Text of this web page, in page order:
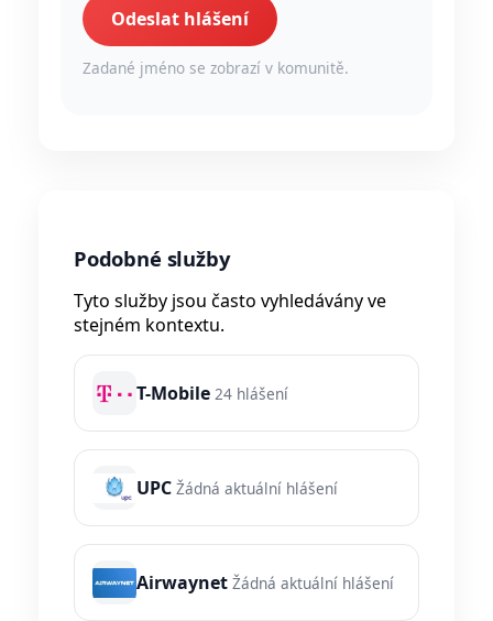
Odeslat hlášení
Zadané jméno se zobrazí v komunitě.
Podobné služby
Tyto služby jsou často vyhledávány ve
stejném kontextu.
T-Mobile 24 hlášení
UPC Žádná aktuální hlášení
Airwaynet Žádná aktuální hlášení